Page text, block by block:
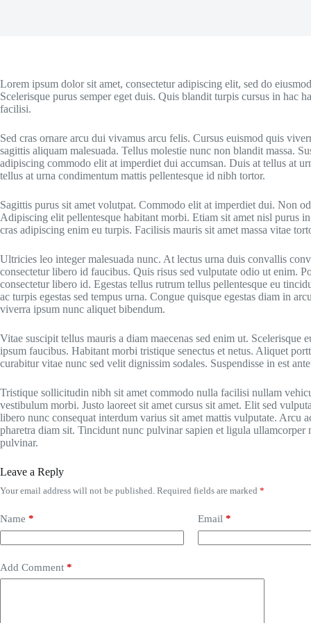
Lorem ipsum dolor sit amet, consectetur adipiscing elit, sed do
Scelerisque purus semper eget duis. Quis blandit turpis cursus in hac
facilisi.
Sed cras ornare arcu dui vivamus arcu felis. Cursus euismod quis
sagittis aliquam malesuada. Tellus molestie nunc non blandit massa.
adipiscing commodo elit at imperdiet dui accumsan. Duis at tellus at
tellus at urna condimentum mattis pellentesque id nibh tortor.
Sagittis purus sit amet volutpat. Commodo elit at imperdiet dui. Non
Adipiscing elit pellentesque habitant morbi. Etiam sit amet nisl purus
cras adipiscing enim eu turpis. Facilisis mauris sit amet massa vitae
Ultricies leo integer malesuada nunc. At lectus urna duis convallis
consectetur libero id faucibus. Quis risus sed vulputate odio ut enim.
consectetur libero id. Egestas tellus rutrum tellus pellentesque eu
ac turpis egestas sed tempus urna. Congue quisque egestas diam in
viverra ipsum nunc aliquet bibendum.
Vitae suscipit tellus mauris a diam maecenas sed enim ut.
ipsum faucibus. Habitant morbi tristique senectus et netus. Aliquet
curabitur vitae nunc sed velit dignissim sodales. Suspendisse in est
Tristique sollicitudin nibh sit amet commodo nulla facilisi nullam
vestibulum morbi. Justo laoreet sit amet cursus sit amet. Elit sed
libero nunc consequat interdum varius sit amet mattis vulputate. Arcu
pharetra diam sit. Tincidunt nunc pulvinar sapien et ligula
pulvinar.
Leave a Reply
Your email address will not be published. Required fields are marked *
Name * Email *
Add Comment *